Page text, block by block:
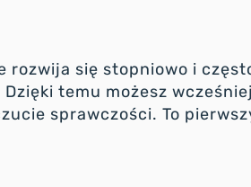
rozwija się stopniowo i
temu możesz
sprawczości. To